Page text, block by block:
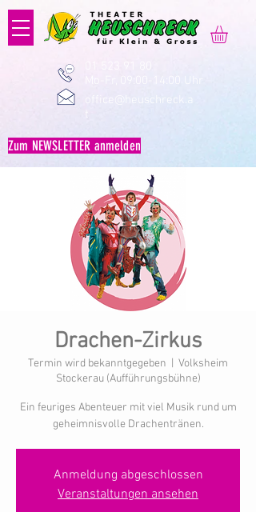
Zum NEWSLETTER anmelden
Mo-Fr, 09:00-14:00 Uhr
office@heuschreck.a
Drachen-Zirkus
Termin wird bekanntgegeben
Volksheim
Stockerau (Aufführungsbühne)
Ein feuriges Abenteuer mit viel Musik rund um
geheimnisvolle Drachentränen.
Anmeldung abgeschlossen
Veranstaltungen ansehen